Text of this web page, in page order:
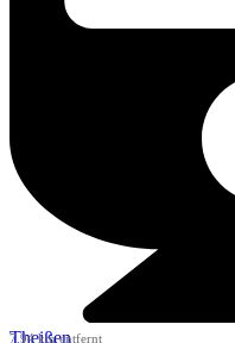
Theißen
7,94 km entfernt